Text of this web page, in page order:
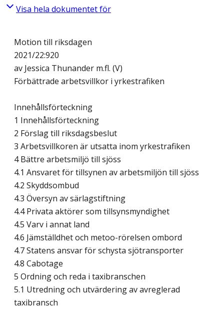
Visa hela dokumentet för
Motion till riksdagen
2021/22:920
av Jessica Thunander m.fl. (V)
Förbättrade arbetsvillkor i yrkestrafiken
Innehållsförteckning
1 Innehållsförteckning
2 Förslag till riksdagsbeslut
3 Arbetsvillkoren är utsatta inom yrkestrafiken
4 Bättre arbetsmiljö till sjöss
4.1 Ansvaret för tillsynen av arbetsmiljön till sjöss
4.2 Skyddsombud
4.3 Översyn av särlagstiftning
4.4 Privata aktörer som tillsynsmyndighet
4.5 Varv i annat land
4.6 Jämställdhet och metoo-rörelsen ombord
4.7 Statens ansvar för schysta sjötransporter
4.8 Cabotage
5 Ordning och reda i taxibranschen
5.1 Utredning och utvärdering av avreglerad
taxibransch